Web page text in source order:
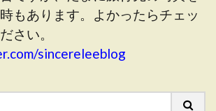
もあります。よかったらチェッ
さい。
sincereleeblog